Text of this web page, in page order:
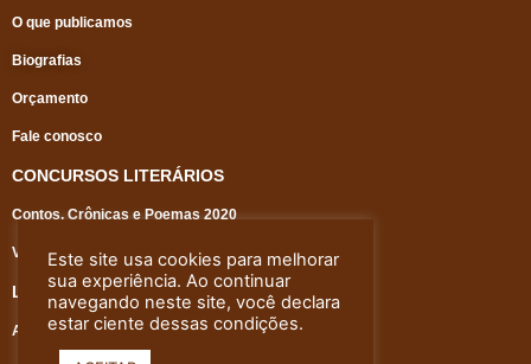
O que publicamos
Biografias
Orçamento
Fale conosco
CONCURSOS LITERÁRIOS
Contos, Crônicas e Poemas 2020
Vencedores do concurso literário 2020
LOJA
Adquira os livros da Editora Café com Literatura
Este site usa cookies para melhorar
sua experiência. Ao continuar
navegando neste site, você declara
estar ciente dessas condições.